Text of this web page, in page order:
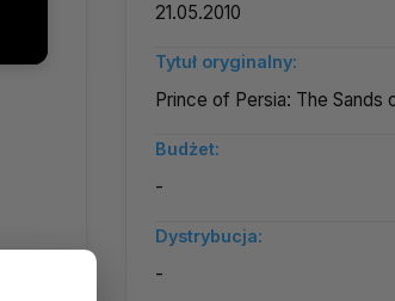
21.05.2010
Tytuł oryginalny:
Prince of Persia: The Sands
Budżet:
-
Dystrybucja:
-